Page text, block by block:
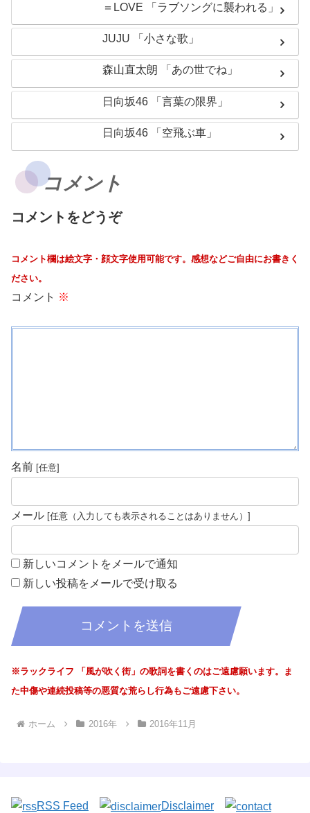
＝LOVE 「ラブソングに襲われる」
JUJU 「小さな歌」
森山直太朗 「あの世でね」
日向坂46 「言葉の限界」
日向坂46 「空飛ぶ車」
コメント
コメントをどうぞ
コメント欄は絵文字・顔文字使用可能です。感想などご自由にお書きく
ださい。
コメント ※
名前
メール
新しいコメントをメールで通知
新しい投稿をメールで受け取る
※ラックライフ 「風が吹く街」の歌詞を書くのはご遠慮願います。ま
た中傷や連続投稿等の悪質な荒らし行為もご遠慮下さい。
ホーム 2016年 2016年11月
RSS Feed Disclaimer